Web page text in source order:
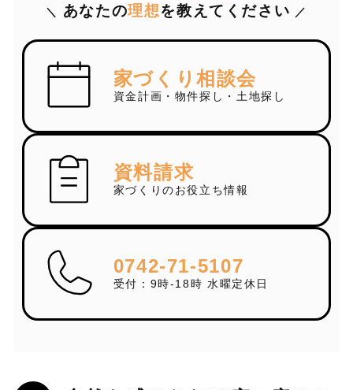
＼ あなたの理想を教えてください ／
家づくり相談会
資金計画・物件探し・土地探し
資料請求
家づくりのお役立ち情報
0742-71-5107
受付：9時-18時 水曜定休日